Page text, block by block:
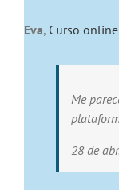
Eva, Curso
Me
28 de